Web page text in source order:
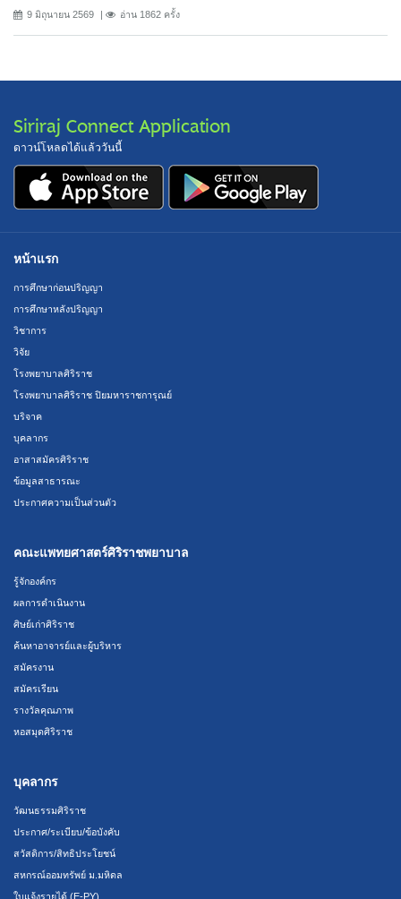
9 มิถุนายน 2569 อ่าน 1862 ครั้ง
Siriraj Connect Application
ดาวน์โหลดได้แล้ววันนี้
หน้าแรก
การศึกษาก่อนปริญญา
การศึกษาหลังปริญญา
วิชาการ
วิจัย
โรงพยาบาลศิริราช
โรงพยาบาลศิริราช ปิยมหาราชการุณย์
บริจาค
บุคลากร
อาสาสมัครศิริราช
ข้อมูลสาธารณะ
ประกาศความเป็นส่วนตัว
คณะแพทยศาสตร์ศิริราชพยาบาล
รู้จักองค์กร
ผลการดำเนินงาน
ศิษย์เก่าศิริราช
ค้นหาอาจารย์และผู้บริหาร
สมัครงาน
สมัครเรียน
รางวัลคุณภาพ
หอสมุดศิริราช
บุคลากร
วัฒนธรรมศิริราช
ประกาศ/ระเบียบ/ข้อบังคับ
สวัสดิการ/สิทธิประโยชน์
สหกรณ์ออมทรัพย์ ม.มหิดล
ใบแจ้งรายได้ (E-PY)